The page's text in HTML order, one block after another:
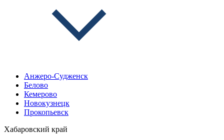
Анжеро-Судженск
Белово
Кемерово
Новокузнецк
Прокопьевск
Хабаровский край